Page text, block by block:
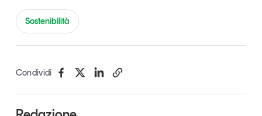
Sostenibilità
Condividi